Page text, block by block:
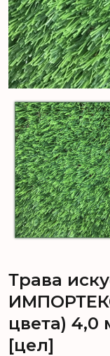
Трава
цвета) 4,0
[цел]